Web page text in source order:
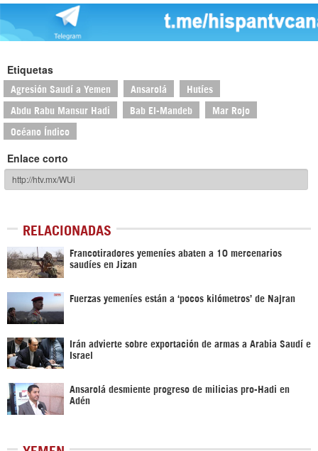
Etiquetas
Agresión Saudí a Yemen Ansarolá Hutíes
Abdu Rabu Mansur Hadi Bab El-Mandeb Mar Rojo
Océano Índico
Enlace corto
RELACIONADAS
Francotiradores yemeníes abaten a 10 mercenarios
saudíes en Jizan
Fuerzas yemeníes están a ‘pocos kilómetros’ de Najran
Irán advierte sobre exportación de armas a Arabia Saudí e
Israel
Ansarolá desmiente progreso de milicias pro-Hadi en
Adén
YEMEN